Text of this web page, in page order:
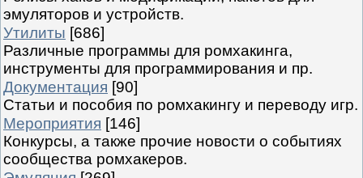
эмуляторов и устройств.
Утилиты [686]
Различные программы для ромхакинга,
инструменты для программирования и пр.
Документация [90]
Статьи и пособия по ромхакингу и переводу игр.
Мероприятия [146]
Конкурсы, а также прочие новости о событиях
сообщества ромхакеров.